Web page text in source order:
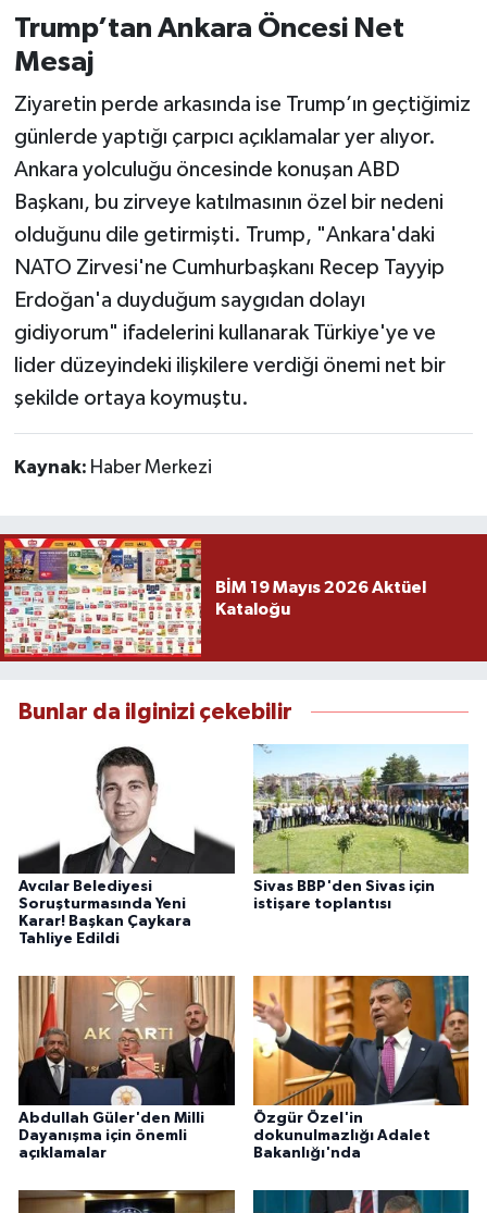
Trump’tan Ankara Öncesi Net
Mesaj
Ziyaretin perde arkasında ise Trump’ın geçtiğimiz
günlerde yaptığı çarpıcı açıklamalar yer alıyor.
Ankara yolculuğu öncesinde konuşan ABD
Başkanı, bu zirveye katılmasının özel bir nedeni
olduğunu dile getirmişti. Trump, "Ankara'daki
NATO Zirvesi'ne Cumhurbaşkanı Recep Tayyip
Erdoğan'a duyduğum saygıdan dolayı
gidiyorum" ifadelerini kullanarak Türkiye'ye ve
lider düzeyindeki ilişkilere verdiği önemi net bir
şekilde ortaya koymuştu.
Kaynak: Haber Merkezi
BİM 19 Mayıs 2026 Aktüel
Kataloğu
Bunlar da ilginizi çekebilir
Avcılar Belediyesi
Soruşturmasında Yeni
Karar! Başkan Çaykara
Tahliye Edildi
Sivas BBP'den Sivas için
istişare toplantısı
Abdullah Güler'den Milli
Dayanışma için önemli
açıklamalar
Özgür Özel'in
dokunulmazlığı Adalet
Bakanlığı'nda